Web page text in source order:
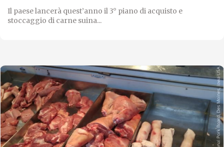
Il paese lancerà quest’anno il 3° piano di acquisto e
stoccaggio di carne suina...